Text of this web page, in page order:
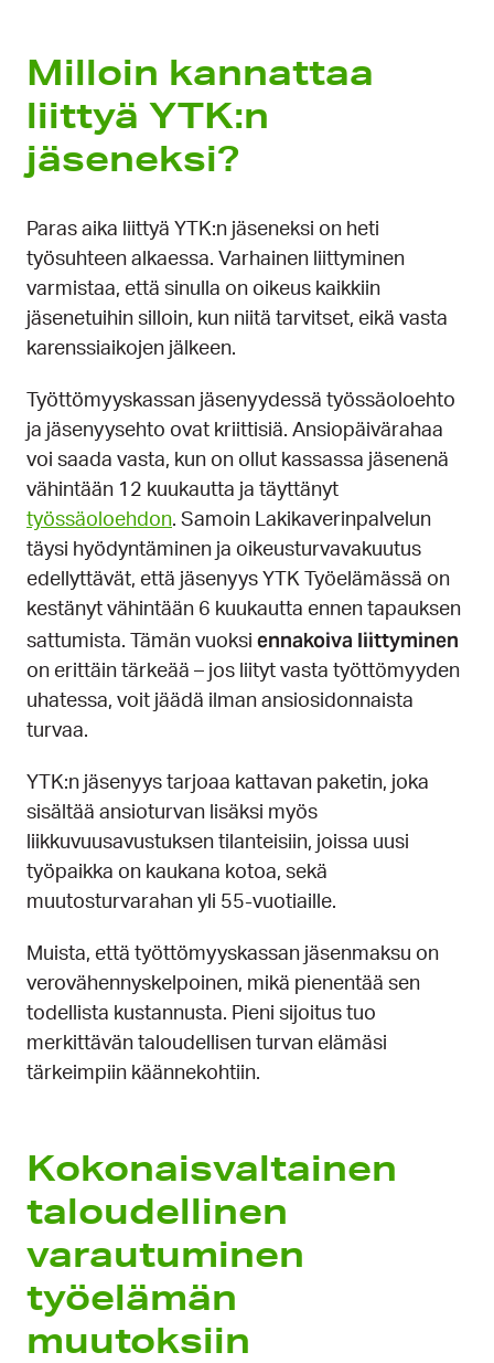
Milloin kannattaa
liittyä YTK:n
jäseneksi?
Paras aika liittyä YTK:n jäseneksi on heti
työsuhteen alkaessa. Varhainen liittyminen
varmistaa, että sinulla on oikeus kaikkiin
jäsenetuihin silloin, kun niitä tarvitset, eikä vasta
karenssiaikojen jälkeen.
Työttömyyskassan jäsenyydessä työssäoloehto
ja jäsenyysehto ovat kriittisiä. Ansiopäivärahaa
voi saada vasta, kun on ollut kassassa jäsenenä
vähintään 12 kuukautta ja täyttänyt
työssäoloehdon. Samoin Lakikaverinpalvelun
täysi hyödyntäminen ja oikeusturvavakuutus
edellyttävät, että jäsenyys YTK Työelämässä on
kestänyt vähintään 6 kuukautta ennen tapauksen
sattumista. Tämän vuoksi ennakoiva liittyminen
on erittäin tärkeää – jos liityt vasta työttömyyden
uhatessa, voit jäädä ilman ansiosidonnaista
turvaa.
YTK:n jäsenyys tarjoaa kattavan paketin, joka
sisältää ansioturvan lisäksi myös
liikkuvuusavustuksen tilanteisiin, joissa uusi
työpaikka on kaukana kotoa, sekä
muutosturvarahan yli 55-vuotiaille.
Muista, että työttömyyskassan jäsenmaksu on
verovähennyskelpoinen, mikä pienentää sen
todellista kustannusta. Pieni sijoitus tuo
merkittävän taloudellisen turvan elämäsi
tärkeimpiin käännekohtiin.
Kokonaisvaltainen
taloudellinen
varautuminen
työelämän
muutoksiin